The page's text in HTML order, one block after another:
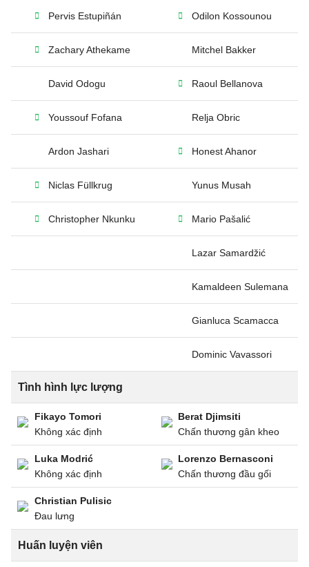
Pervis Estupiñán Odilon Kossounou
Zachary Athekame Mitchel Bakker
David Odogu Raoul Bellanova
Youssouf Fofana Relja Obric
Ardon Jashari Honest Ahanor
Niclas Füllkrug Yunus Musah
Christopher Nkunku Mario Pašalić
Lazar Samardžić
Kamaldeen Sulemana
Gianluca Scamacca
Dominic Vavassori
Tình hình lực lượng
Fikayo Tomori
Không xác định
Berat Djimsiti
Chấn thương gân kheo
Luka Modrić
Không xác định
Lorenzo Bernasconi
Chấn thương đầu gối
Christian Pulisic
Đau lưng
Huấn luyện viên